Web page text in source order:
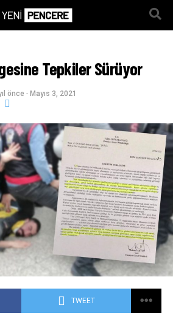
Tepkiler Sürüyor
önce - Mayıs 3, 2021
TWEET